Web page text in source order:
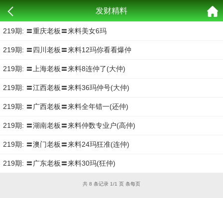
发财精料
219期: 〓重庆老板〓来料美女6玛
219期: 〓四川老板〓来料12玛你看看爆仲
219期: 〓上海老板〓来料8连仲了(大仲)
219期: 〓江西老板〓来料36玛仲号(大仲)
219期: 〓广西老板〓来料全年错一(还仲)
219期: 〓湖南老板〓来料仲数专业户(高仲)
219期: 〓澳门老板〓来料24玛狂准(连仲)
219期: 〓广东老板〓来料30玛(狂仲)
共 8 条记录 1/1 页 条每页